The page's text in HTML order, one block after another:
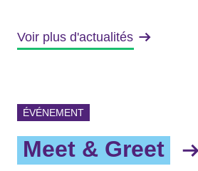
Voir plus d'actualités
ÉVÉNEMENT
Meet & Greet